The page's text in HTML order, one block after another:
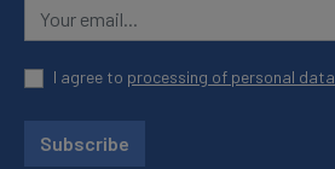
I agree to processing of personal data
Subscribe